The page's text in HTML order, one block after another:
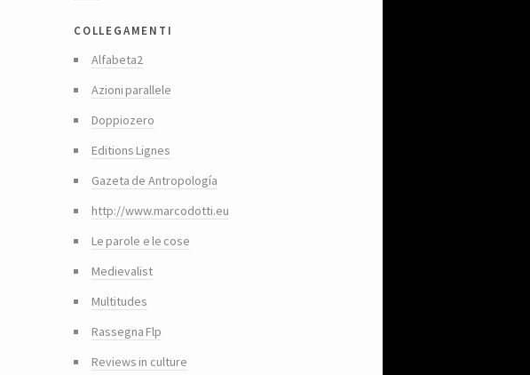
collegamenti
Alfabeta2
Azioni parallele
Doppiozero
Editions Lignes
Gazeta de Antropología
http://www.marcodotti.eu
Le parole e le cose
Medievalist
Multitudes
Rassegna Flp
Reviews in culture